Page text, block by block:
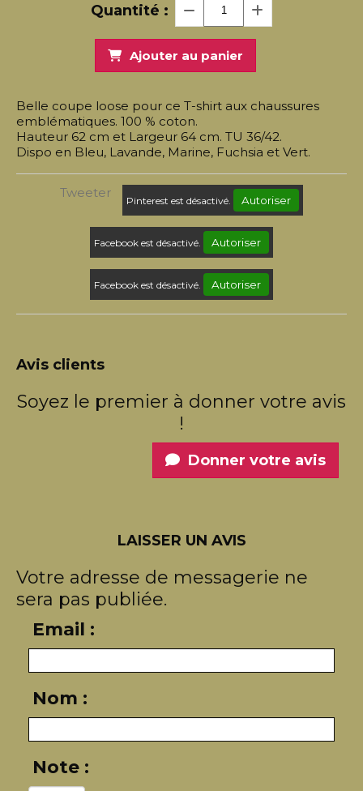
Quantité :
Ajouter au panier
Belle coupe loose pour ce T-shirt aux chaussures
emblématiques. 100 % coton.
Hauteur 62 cm et Largeur 64 cm. TU 36/42.
Dispo en Bleu, Lavande, Marine, Fuchsia et Vert.
Tweeter
Pinterest est désactivé. Autoriser
Facebook est désactivé. Autoriser
Facebook est désactivé. Autoriser
Avis clients
Soyez le premier à donner votre avis
!
Donner votre avis
LAISSER UN AVIS
Votre adresse de messagerie ne
sera pas publiée.
Email :
Nom :
Note :